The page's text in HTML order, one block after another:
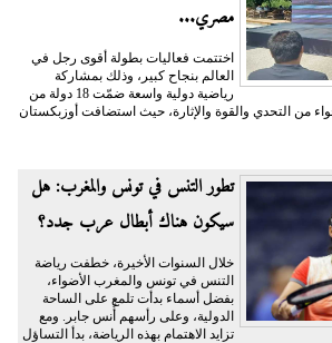
مصري...
اختتمت فعاليات بطولة أقوى رجل في
العالم بنجاح كبير، وذلك بمشاركة
رياضية دولية واسعة ضمّت 18 دولة من
من التحدي والقوة والإثارة، حيث استضافت أوزبكستان
تطور التنس في تونس والمغرب: هل
سيكون هناك أبطال عرب جدد؟
خلال السنوات الأخيرة، خطفت رياضة
التنس في تونس والمغرب الأضواء،
بفضل أسماء بدأت تلمع على الساحة
الدولية، وعلى رأسهم أُنس جابر. ومع
تزايد الاهتمام بهذه الرياضة، بدأ التساؤل